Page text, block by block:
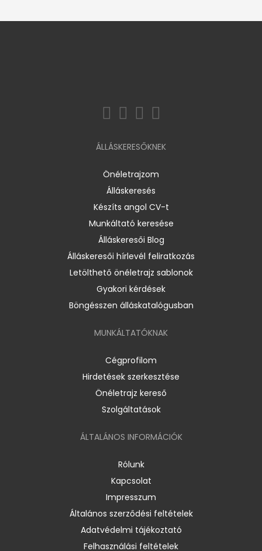
ÁLLÁSKERESŐKNEK
Önéletrajzom
Álláskeresés
Készíts angol CV-t
Munkáltató keresése
Álláskeresői Blog
Álláskeresői hírlevél feliratkozás
Letölthető önéletrajz sablonok
Gyakori kérdések
Böngésszen álláskatalógusban
MUNKÁLTATÓKNAK
Cégprofilom
Hirdetések szerkesztése
Önéletrajz kereső
Szolgáltatások
ÁLTALÁNOS INFORMÁCIÓK
Rólunk
Kapcsolat
Impresszum
Általános szerződési feltételek
Adatvédelmi tájékoztató
Felhasználási feltételek